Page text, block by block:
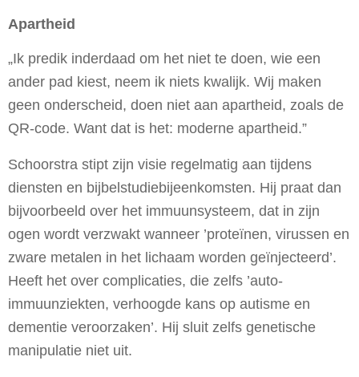
Apartheid
„Ik predik inderdaad om het niet te doen, wie een
ander pad kiest, neem ik niets kwalijk. Wij maken
geen onderscheid, doen niet aan apartheid, zoals de
QR-code. Want dat is het: moderne apartheid.”
Schoorstra stipt zijn visie regelmatig aan tijdens
diensten en bijbelstudiebijeenkomsten. Hij praat dan
bijvoorbeeld over het immuunsysteem, dat in zijn
ogen wordt verzwakt wanneer ’proteïnen, virussen en
zware metalen in het lichaam worden geïnjecteerd’.
Heeft het over complicaties, die zelfs ’auto-
immuunziekten, verhoogde kans op autisme en
dementie veroorzaken’. Hij sluit zelfs genetische
manipulatie niet uit.